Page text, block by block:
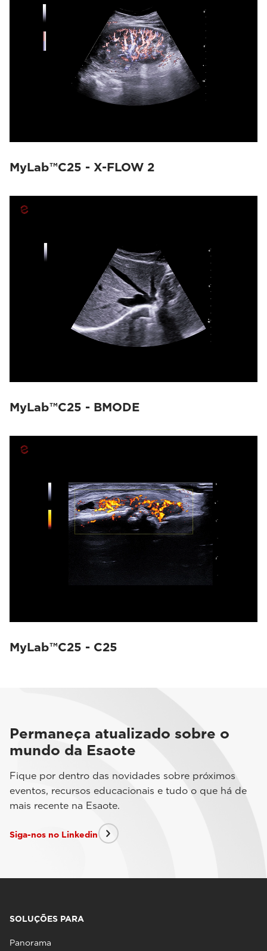
MyLab™C25 - X-FLOW 2
MyLab™C25 - BMODE
MyLab™C25 - C25
Permaneça atualizado sobre o
mundo da Esaote
Fique por dentro das novidades sobre próximos
eventos, recursos educacionais e tudo o que há de
mais recente na Esaote.
Siga-nos no Linkedin
SOLUÇÕES PARA
Panorama